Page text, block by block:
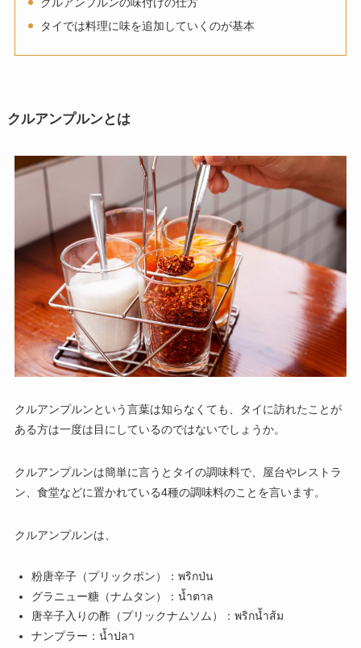
クルアンプルンの味付けの仕方
タイでは料理に味を追加していくのが基本
クルアンプルンとは
クルアンプルンという言葉は知らなくても、タイに訪れたことが
ある方は一度は目にしているのではないでしょうか。
クルアンプルンは簡単に言うとタイの調味料で、屋台やレストラ
ン、食堂などに置かれている4種の調味料のことを言います。
クルアンプルンは、
粉唐辛子（プリックポン）：พริกป่น
グラニュー糖（ナムタン）：น้ำตาล
唐辛子入りの酢（プリックナムソム）：พริกน้ำส้ม
ナンプラー：น้ำปลา